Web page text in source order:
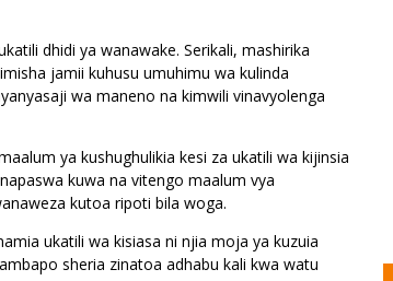
dhidi ya wanawake. Serikali, mashirika
jamii kuhusu umuhimu wa kulinda
wa maneno na kimwili vinavyolenga
ya kushughulikia kesi za ukatili wa kijinsia
kuwa na vitengo maalum vya
kutoa ripoti bila woga.
ukatili wa kisiasa ni njia moja ya kuzuia
sheria zinatoa adhabu kali kwa watu